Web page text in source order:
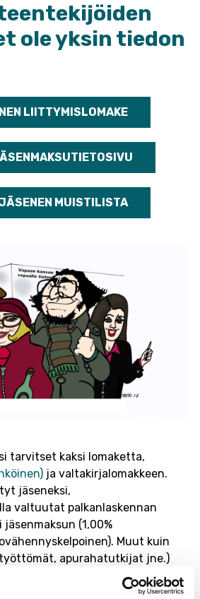
ole yksin tiedon
LIITTYMISLOMAKE
MUISTILISTA
tarvitset kaksi lomaketta,
ja valtakirjalomakkeen.
jäseneksi,
valtuutat palkanlaskennan
(1,00%
Muut kuin
apurahatutkijat jne.)
8 e/kk.